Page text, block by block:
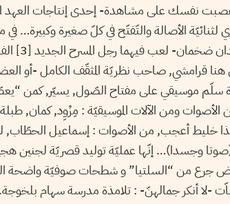
نفسك على مشاهدة- إحدى إنتاجات العهد
لثنائيّة الأصالة والتّفتّح في كلّ صغيرة وكبيرة…
ضخمان- لعب فيهما رجل المسرح الجديد [3
]
هنا قرامشي, صاحب نظريّة المثقّف الكامل -أو
سلّم موسيقي على مفتاح الصّول, يسيّر, كمن
ومن الآلات الموسيقيّة : مِزْوِد, كمان, طبلة,
خليط أعجب, من الأصوات : إسماعيل الحطّاب,
جرع من “السلتيا” و شطحات صوفيّة واضحة
-لا أنكر جمالهنّ- : تلامذة مدرسة سهام